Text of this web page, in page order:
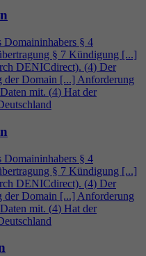
§ 4
§ 7 Kündigung [...]
DENICdirect). (4) Der
der Domain [...] Anforderung
mit. (4) Hat der
§ 4
§ 7 Kündigung [...]
DENICdirect). (4) Der
der Domain [...] Anforderung
mit. (4) Hat der